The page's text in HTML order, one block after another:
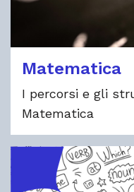
Matematica
I percorsi e gli
Matematica